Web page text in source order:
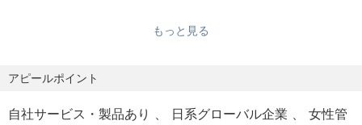
■資格取得支援制度あり（会社負担あり）
・工場設備管理、保全業務の経験
・修繕・工事案件での業者調整や仕様検討経験
もっと見る
アピールポイント
自社サービス・製品あり 日系グローバル企業
女性管